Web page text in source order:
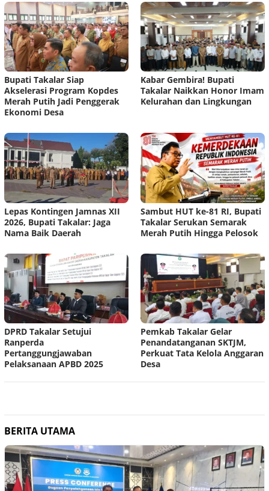
Bupati Takalar Siap
Akselerasi Program Kopdes
Merah Putih Jadi Penggerak
Ekonomi Desa
Kabar Gembira! Bupati
Takalar Naikkan Honor Imam
Kelurahan dan Lingkungan
Lepas Kontingen Jamnas XII
2026, Bupati Takalar: Jaga
Nama Baik Daerah
Sambut HUT ke-81 RI, Bupati
Takalar Serukan Semarak
Merah Putih Hingga Pelosok
DPRD Takalar Setujui
Ranperda
Pertanggungjawaban
Pelaksanaan APBD 2025
Pemkab Takalar Gelar
Penandatanganan SKTJM,
Perkuat Tata Kelola Anggaran
Desa
BERITA UTAMA